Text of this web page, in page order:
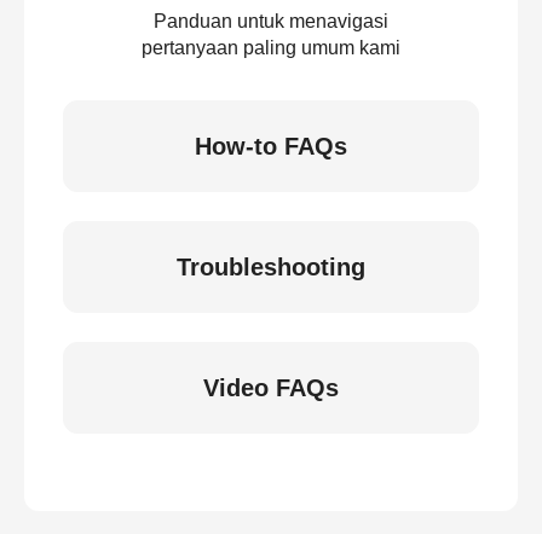
Panduan untuk menavigasi
pertanyaan paling umum kami
How-to FAQs
Troubleshooting
Video FAQs